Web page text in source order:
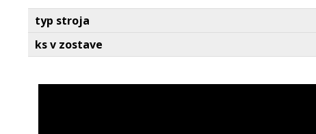
typ stroja
ks v zostave